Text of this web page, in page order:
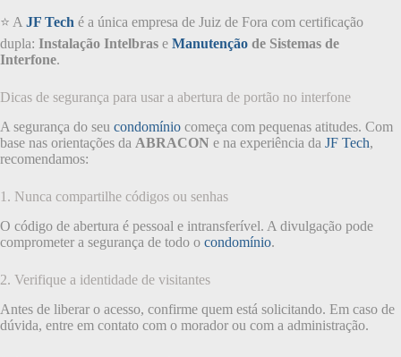
⭐ A JF Tech é a única empresa de Juiz de Fora com certificação
dupla: Instalação Intelbras e Manutenção de Sistemas de
Interfone.
Dicas de segurança para usar a abertura de portão no interfone
A segurança do seu condomínio começa com pequenas atitudes. Com
base nas orientações da ABRACON e na experiência da JF Tech,
recomendamos:
1. Nunca compartilhe códigos ou senhas
O código de abertura é pessoal e intransferível. A divulgação pode
comprometer a segurança de todo o condomínio.
2. Verifique a identidade de visitantes
Antes de liberar o acesso, confirme quem está solicitando. Em caso de
dúvida, entre em contato com o morador ou com a administração.